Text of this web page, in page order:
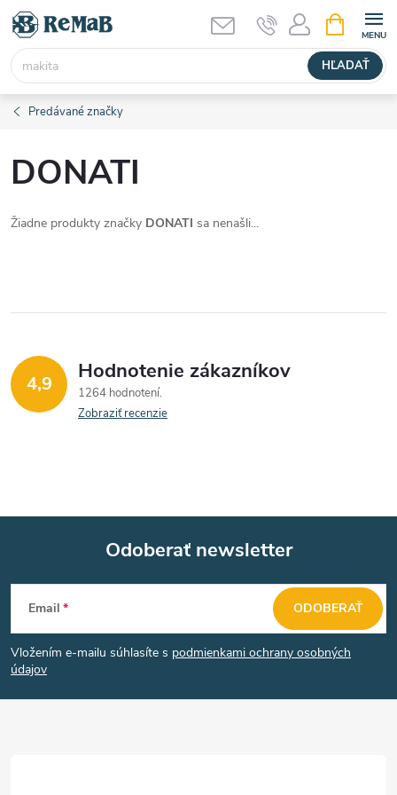
Prejsť
obsah
HĽADAŤ
KOŠÍK
Predávané značky
DONATI
Žiadne produkty značky DONATI sa nenašli...
4,9 Hodnotenie zákazníkov
1264 hodnotení
Zobraziť recenzie
Z
á
p
Odoberať newsletter
Email
Vložením e-mailu súhlasíte s podmienkami ochrany osobných
údajov
ODOBERAŤ